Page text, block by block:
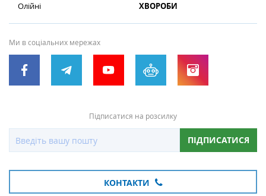
Олійні
ХВОРОБИ
Ми в соціальних мережах
Підписатися на розсилку
ПІДПИСАТИСЯ
КОНТАКТИ